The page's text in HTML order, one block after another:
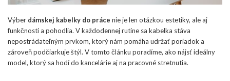
Výber dámskej kabelky do práce nie je len otázkou estetiky, ale aj
funkčnosti a pohodlia. V každodennej rutine sa kabelka stáva
nepostrádateľným prvkom, ktorý nám pomáha udržať poriadok a
zároveň podčiarkuje štýl. V tomto článku poradíme, ako nájsť ideálny
model, ktorý sa hodí do kancelárie aj na pracovné stretnutia.